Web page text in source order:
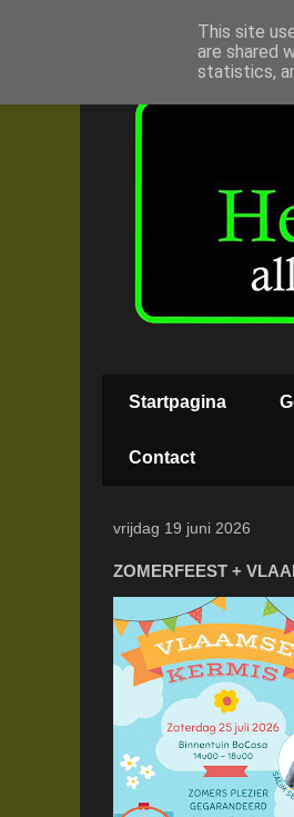
Startpagina
Contact
vrijdag 19 juni 2026
ZOMERFEEST +
This site
are shared
statistics,